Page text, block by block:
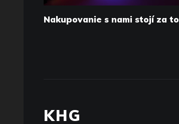
Nakupovanie s nami stojí za to
KHG